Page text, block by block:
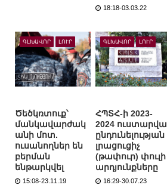
18:18-03.03.22
ԳԼԽԱՎՈՐ ԼՈՒՐ
Ծեծկռտուք՝
մանկավարժակ
անի մոտ.
ուսանողներ են
բերման
ենթարկվել
15:08-23.11.19
ԳԼԽԱՎՈՐ ԼՈՒՐ
ՀՊՏՀ-ի 2023-
2024 ուստարվա
ընդունելության
լրացուցիչ
(թափուր) փուլի
արդյունքները
16:29-30.07.23